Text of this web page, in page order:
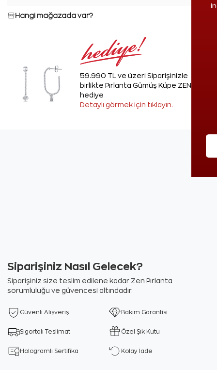
Hangi mağazada var?
59.990 TL ve üzeri Siparişinizle
birlikte Pırlanta Gümüş Küpe ZEN'den
hediye
Detaylı görmek için tıklayın.
Siparişiniz Nasıl Gelecek?
Siparişiniz size teslim edilene kadar Zen Pırlanta
sorumluluğu ve güvencesi altındadır.
Güvenli Alışveriş Bakım Garantisi
Sigortalı Teslimat Özel Şık Kutu
Hologramlı Sertifika Kolay İade